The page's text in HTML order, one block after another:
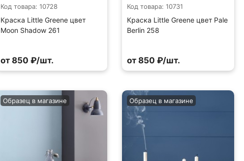
Код товара: 10728
Краска Little Greene цвет
Moon Shadow 261
от 850 ₽/шт.
Код товара: 10731
Краска Little Greene цвет Pale
Berlin 258
от 850 ₽/шт.
Образец в магазине Образец в магазине